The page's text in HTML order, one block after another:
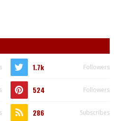
1.7k Followers
524 Followers
286 Subscribes